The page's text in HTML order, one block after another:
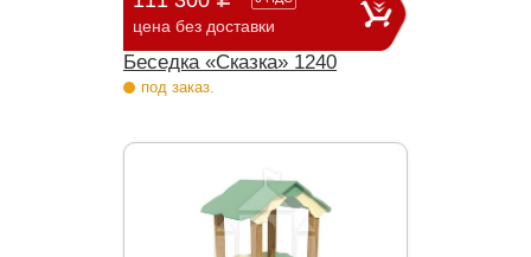
цена без доставки
Беседка «Сказка» 1240
под заказ.